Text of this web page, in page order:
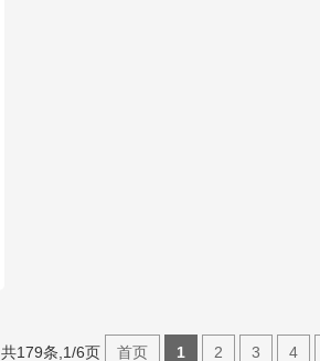
共179条,1/6页 首页 1 2 3 4